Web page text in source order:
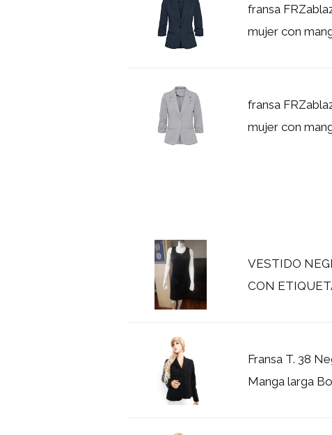
fransa
mujer con
fransa
mujer con
VESTIDO
CON
Fransa T. 38
Manga larga